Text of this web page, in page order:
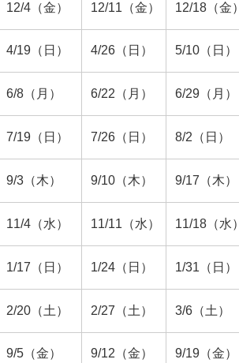
12/4（金） 12/11（金） 12/18（金）
4/19（日） 4/26（日） 5/10（日）
6/8（月） 6/22（月） 6/29（月）
7/19（日） 7/26（日） 8/2（日）
9/3（木） 9/10（木） 9/17（木）
11/4（水） 11/11（水） 11/18（水）
1/17（日） 1/24（日） 1/31（日）
2/20（土） 2/27（土） 3/6（土）
9/5（金） 9/12（金） 9/19（金）